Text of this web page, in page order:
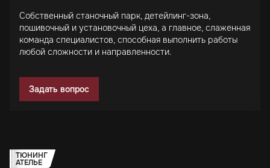
Собственный станочный парк, детейлинг-зона,
пошивочный и установочный цеха, а главное, слаженная
команда специалистов, способная выполнить работы
любой сложности и направленности.
Задать вопрос
ТЮНИНГ
АТЕЛЬЕ